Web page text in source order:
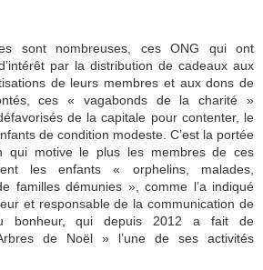
sont nombreuses, ces ONG qui ont
par la distribution de cadeaux aux
de leurs membres et aux dons de
ces « vagabonds de la charité »
de la capitale pour contenter, le
de condition modeste. C’est la portée
qui motive le plus les membres de ces
les enfants « orphelins, malades,
familles démunies », comme l’a indiqué
et responsable de la communication de
bonheur, qui depuis 2012 a fait de
de Noël » l’une de ses activités